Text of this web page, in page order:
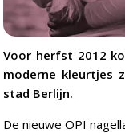
Voor herfst 2012
moderne kleurtjes
stad Berlijn.
De nieuwe OPI